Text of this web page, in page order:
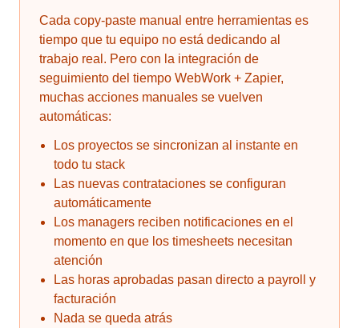
Cada copy-paste manual entre herramientas es
tiempo que tu equipo no está dedicando al
trabajo real. Pero con la integración de
seguimiento del tiempo WebWork + Zapier,
muchas acciones manuales se vuelven
automáticas:
Los proyectos se sincronizan al instante en
todo tu stack
Las nuevas contrataciones se configuran
automáticamente
Los managers reciben notificaciones en el
momento en que los timesheets necesitan
atención
Las horas aprobadas pasan directo a payroll y
facturación
Nada se queda atrás